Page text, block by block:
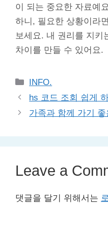
이 되는 중요한 자료예
하니, 필요한 상황이라
보세요. 내 권리를 지키
차이를 만들 수 있어요.
Categories
INFO.
hs 코드 조회 쉽게
가족과 함께 가기
Leave a
댓글을 달기 위해서는